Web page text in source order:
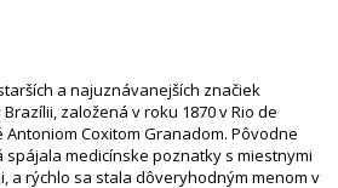
a najuznávanejších značiek
založená v roku 1870 v Rio de
Antoniom Coxitom Granadom. Pôvodne
medicínske poznatky s miestnymi
a rýchlo sa stala dôveryhodným menom v